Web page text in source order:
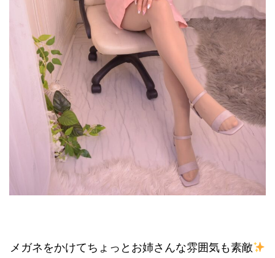
メガネをかけてちょっとお姉さんな雰囲気も素敵